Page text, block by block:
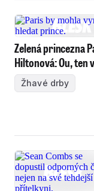
Zelená princezna
Hiltonová: Ou, ten
Žhavé drby